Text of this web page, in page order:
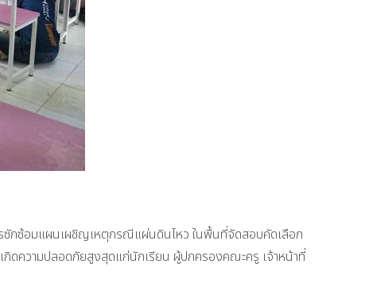
ซักซ้อมแผนเผชิญเหตุกรณีแผ่นดินไหว ในพื้นที่จัดสอบคัดเลือก
กิดความปลอดภัยสูงสุดแก่นักเรียน ผู้ปกครองคณะครู เจ้าหน้าที่